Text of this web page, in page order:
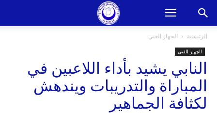
الرئيسية الجهاز الفني
الجهاز الفني
النابي يشيد بأداء اللاعبين في
المباراة والتدريبات ويندهش
لكثافة الجماهير